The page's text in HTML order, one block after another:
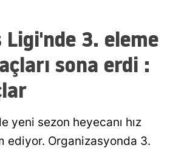
Konya
Kütahya
Manisa
3. eleme
sona erdi :
yeni sezon heyecanı hız
ediyor. Organizasyonda 3.